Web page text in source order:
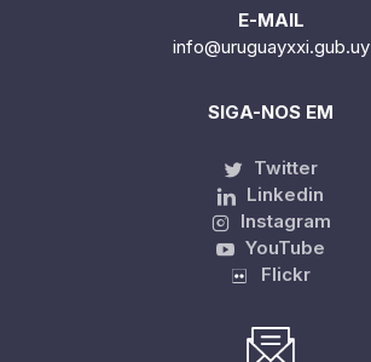
E-MAIL
info@uruguayxxi.gub.uy
SIGA-NOS EM
Twitter
Linkedin
Instagram
YouTube
Flickr